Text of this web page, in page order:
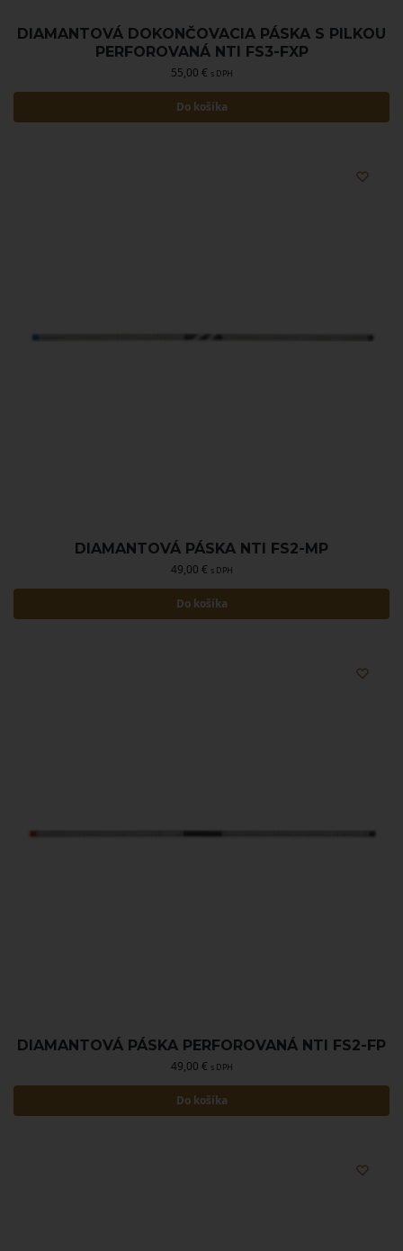
DIAMANTOVÁ DOKONČOVACIA PÁSKA S PILKOU
PERFOROVANÁ NTI FS3-FXP
55,00 € s DPH
Do košíka
DIAMANTOVÁ PÁSKA NTI FS2-MP
49,00 € s DPH
Do košíka
DIAMANTOVÁ PÁSKA PERFOROVANÁ NTI FS2-FP
49,00 € s DPH
Do košíka